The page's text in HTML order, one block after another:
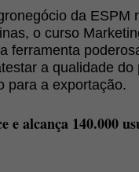
da ESPM
o curso
ferramenta
a qualidade
para a exportação.
e alcança 140.000